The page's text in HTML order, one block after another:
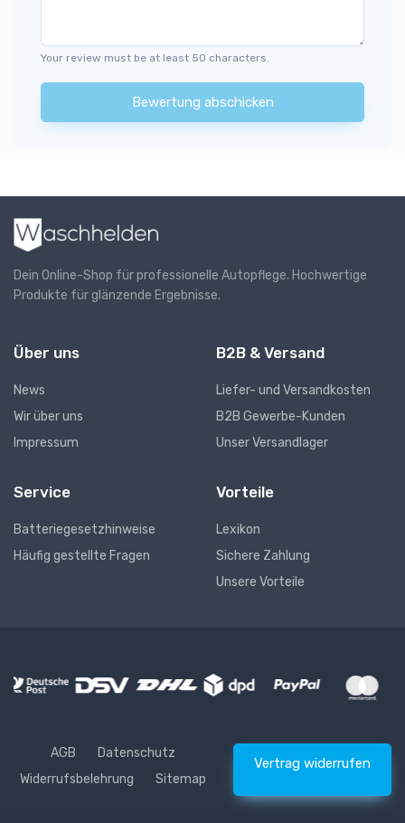
Your review must be at least 50 characters.
Bewertung abschicken
Dein Online-Shop für professionelle Autopflege. Hochwertige
Produkte für glänzende Ergebnisse.
Über uns
News
Wir über uns
Impressum
B2B & Versand
Liefer- und Versandkosten
B2B Gewerbe-Kunden
Unser Versandlager
Service
Batteriegesetzhinweise
Häufig gestellte Fragen
Vorteile
Lexikon
Sichere Zahlung
Unsere Vorteile
AGB
Datenschutz
Widerrufsbelehrung
Sitemap
Vertrag widerrufen